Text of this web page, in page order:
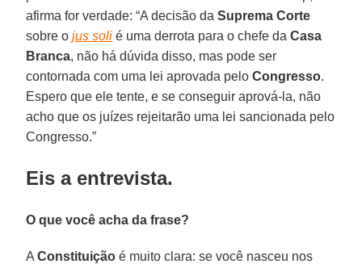
afirma for verdade: “A decisão daSuprema Corte
sobre ojus soli é uma derrota para o chefe daCasa
Branca, não há dúvida disso, mas pode ser
contornada com uma lei aprovada peloCongresso.
Espero que ele tente, e se conseguir aprová-la, não
acho que os juízes rejeitarão uma lei sancionada pelo
Congresso.”
Eis a entrevista.
O que você acha da frase?
AConstituição é muito clara: se você nasceu nos